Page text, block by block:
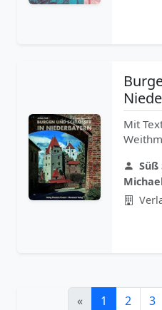
Mit
Süß
« 1 2 3